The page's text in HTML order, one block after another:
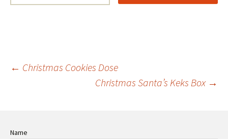
Beitrags-
← Christmas Cookies Dose
Christmas Santa’s Keks Box →
Name